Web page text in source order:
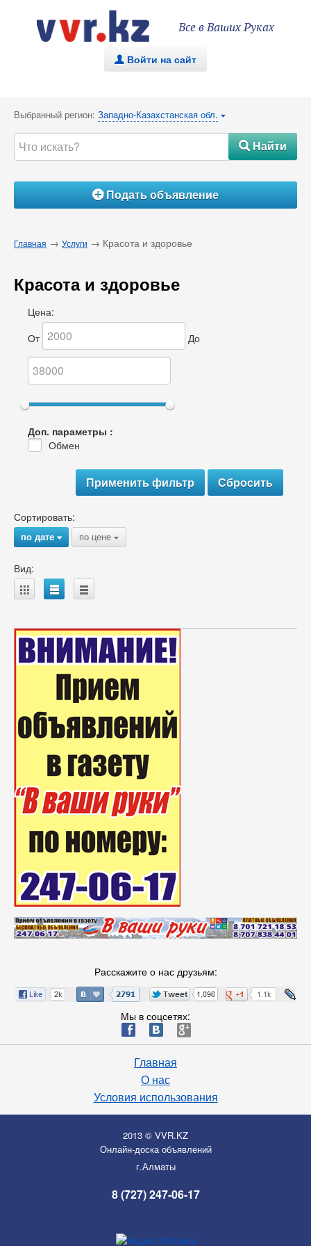
Все в Ваших Руках
. Войти на сайт
Выбранный регион: Западно-Казахстанская обл. {
#Найти
ÁПодать объявление
Главная → Услуги → Красота и здоровье
Красота и здоровье
Цена:
От
До
Доп. параметры :
Обмен
Сортировать:
по дате{ по цене {
Вид:
A B C
Расскажите о нас друзьям:
Мы в соцсетях:
ä æ è
Главная
О нас
Условия использования
2013 © VVR.KZ
Онлайн-доска объявлений
г.Алматы
8 (727) 247-06-17